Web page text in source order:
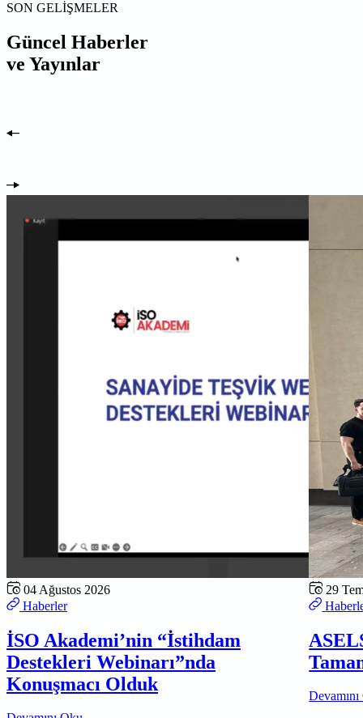
SON GELİŞMELER
Güncel Haberler
ve Yayınlar
04 Ağustos 2026
Haberler
İSO Akademi’nin “İstihdam
Destekleri Webinarı”nda
Konuşmacı Olduk
29